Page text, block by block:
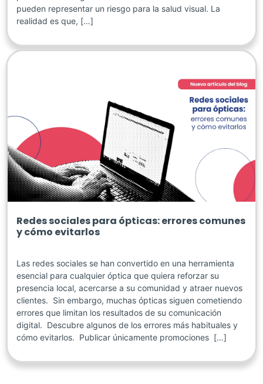
pueden representar un riesgo para la salud visual. La
realidad es que, […]
Redes sociales para ópticas: errores comunes
y cómo evitarlos
Las redes sociales se han convertido en una herramienta
esencial para cualquier óptica que quiera reforzar su
presencia local, acercarse a su comunidad y atraer nuevos
clientes. Sin embargo, muchas ópticas siguen cometiendo
errores que limitan los resultados de su comunicación
digital. Descubre algunos de los errores más habituales y
cómo evitarlos. Publicar únicamente promociones […]